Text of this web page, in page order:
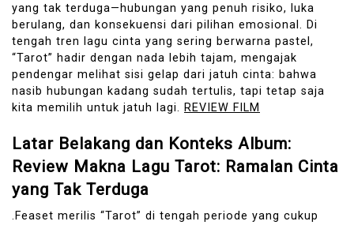
yang tak terduga—hubungan yang penuh risiko, luka
berulang, dan konsekuensi dari pilihan emosional. Di
tengah tren lagu cinta yang sering berwarna pastel,
“Tarot” hadir dengan nada lebih tajam, mengajak
pendengar melihat sisi gelap dari jatuh cinta: bahwa
nasib hubungan kadang sudah tertulis, tapi tetap saja
kita memilih untuk jatuh lagi. REVIEW FILM
Latar Belakang dan Konteks Album:
Review Makna Lagu Tarot: Ramalan Cinta
yang Tak Terduga
.Feaset merilis “Tarot” di tengah periode yang cukup